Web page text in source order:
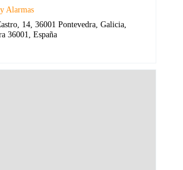
Alarmas
14, 36001 Pontevedra, Galicia,
36001, España